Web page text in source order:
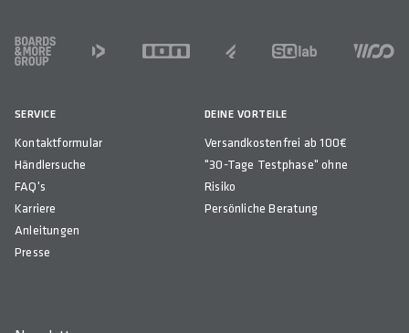
FOOTER
SERVICE
Kontaktformular
Händlersuche
FAQ's
Karriere
Anleitungen
Presse
DEINE VORTEILE
Versandkostenfrei ab 100€
"30-Tage Testphase" ohne
Risiko
Persönliche Beratung